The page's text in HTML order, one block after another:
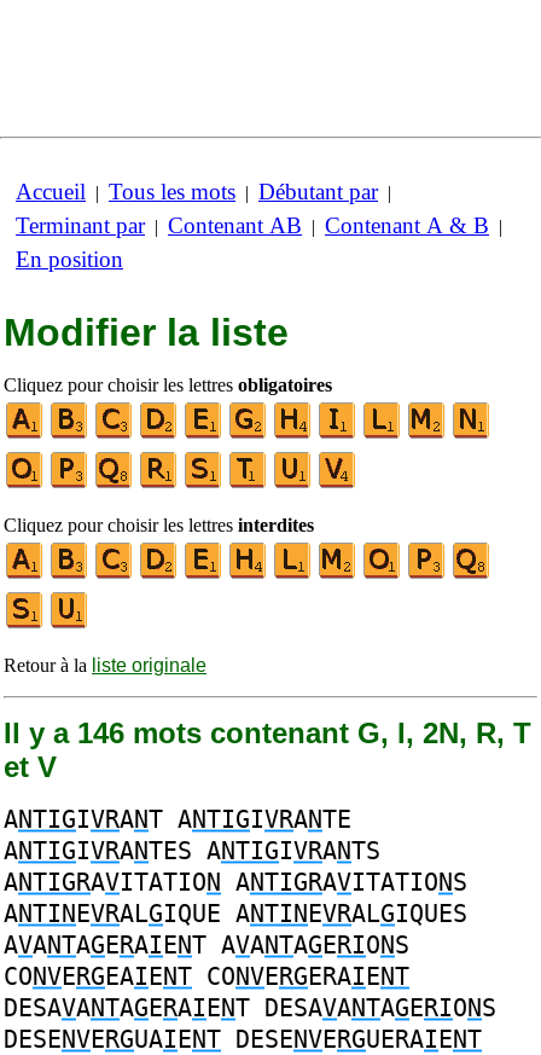
Accueil | Tous les mots | Débutant par|
Terminant par| Contenant AB | Contenant A & B |
En position
Modifier la liste
Cliquez pour choisir les lettres obligatoires
Cliquez pour choisir les lettres interdites
Retour à la liste originale
Il y a 146 mots contenant G, I, 2N, R, T
et V
ANTIGIVRANT ANTIGIVRANTE
ANTIGIVRANTES ANTIGIVRANTS
ANTIGRAVITATION ANTIGRAVITATIONS
ANTINEVRALGIQUE ANTINEVRALGIQUES
AVANTAGERAIENT AVANTAGERIONS
CONVERGEAIENT CONVERGERAIENT
DESAVANTAGERAIENT DESAVANTAGERIONS
DESENVERGUAIENT DESENVERGUERAIENT